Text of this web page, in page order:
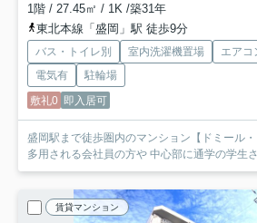
1階 / 27.45㎡ / 1K /築31年
東北本線「盛岡」駅 徒歩9分
バス・トイレ別 室内洗濯機置場 エアコ
電気有
駐輪場
敷礼0 即入居可
盛岡駅まで徒歩圏内のマンション【ドミール・ク
多用される会社員の方や 中心部に通学の学生
賃貸マンション